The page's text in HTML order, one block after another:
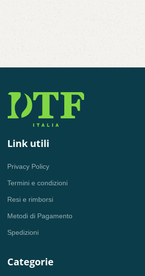
Link utili
Privacy Policy
Termini e condizioni
Resi e rimborsi
Metodi di Pagamento
Spedizioni
Categorie